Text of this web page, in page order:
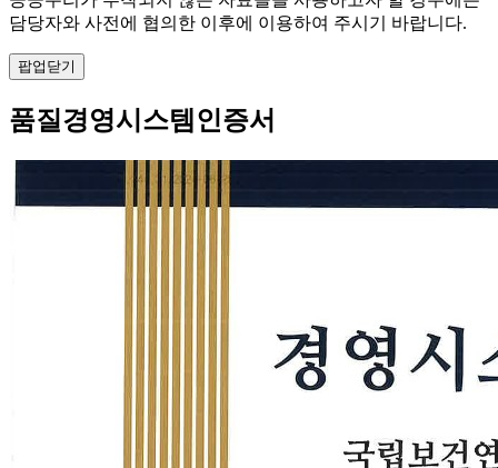
담당자와 사전에 협의한 이후에 이용하여 주시기 바랍니다.
팝업닫기
품질경영시스템인증서